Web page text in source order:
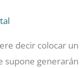
decir colocar